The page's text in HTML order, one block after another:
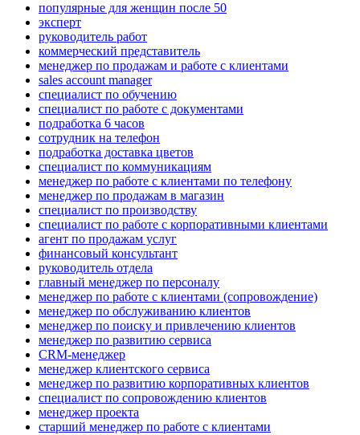
популярные для женщин после 50
эксперт
руководитель работ
коммерческий представитель
менеджер по продажам и работе с клиентами
sales account manager
специалист по обучению
специалист по работе с документами
подработка 6 часов
сотрудник на телефон
подработка доставка цветов
специалист по коммуникациям
менеджер по работе с клиентами по телефону
менеджер по продажам в магазин
специалист по производству
специалист по работе с корпоративными клиентами
агент по продажам услуг
финансовый консультант
руководитель отдела
главный менеджер по персоналу
менеджер по работе с клиентами (сопровождение)
менеджер по обслуживанию клиентов
менеджер по поиску и привлечению клиентов
менеджер по развитию сервиса
CRM-менеджер
менеджер клиентского сервиса
менеджер по развитию корпоративных клиентов
специалист по сопровождению клиентов
менеджер проекта
старший менеджер по работе с клиентами